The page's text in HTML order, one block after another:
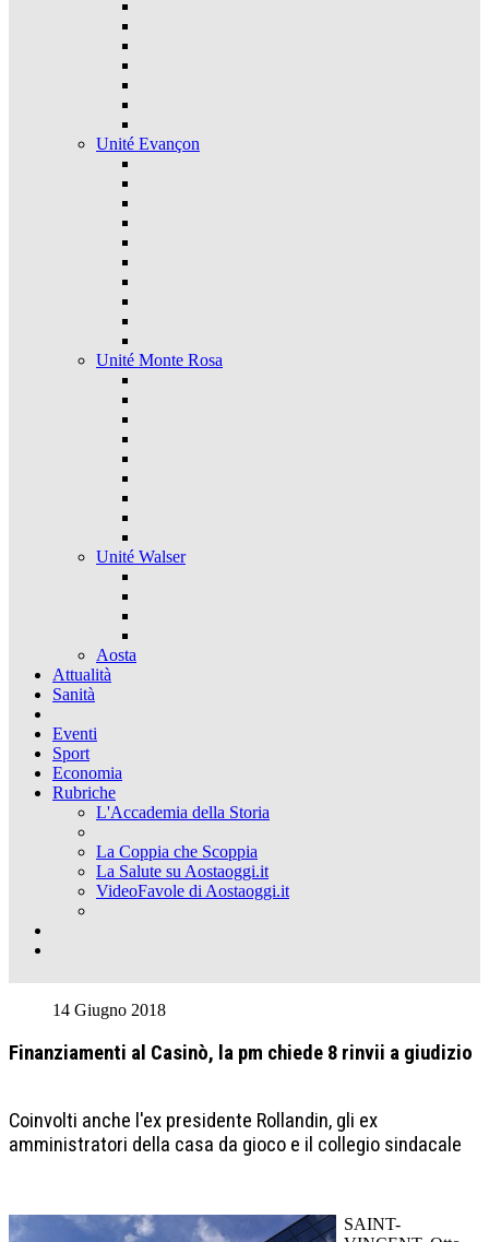
Unité Evançon
Unité Monte Rosa
Unité Walser
Aosta
Attualità
Sanità
Eventi
Sport
Economia
Rubriche
L'Accademia della Storia
La Coppia che Scoppia
La Salute su Aostaoggi.it
VideoFavole di Aostaoggi.it
14 Giugno 2018
Finanziamenti al Casinò, la pm chiede 8 rinvii a giudizio
Coinvolti anche l'ex presidente Rollandin, gli ex
amministratori della casa da gioco e il collegio sindacale
SAINT-